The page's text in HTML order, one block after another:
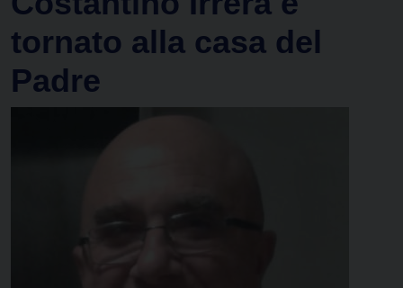
tornato alla casa del
Padre